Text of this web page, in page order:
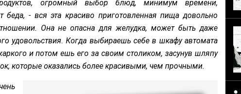
продуктов, огромный выбор блюд, минимум времени,
беда, - вся эта красиво приготовленная пища довольно
Она не опасна для желудка, может быть даже
удовольствия. Когда выбираешь себе в шкафу автомата
и потом ешь его за своим столиком, засунув шляпу
которые оказались более красивыми, чем прочными.